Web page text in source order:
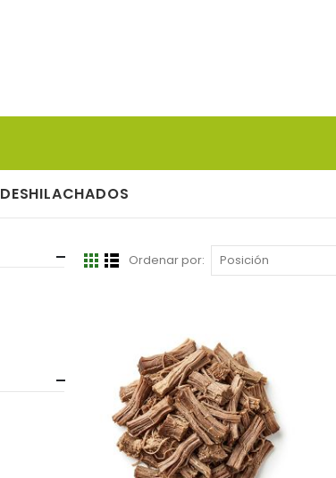
DESHILACHADOS
VerParrilla
Lista
Ordenar por